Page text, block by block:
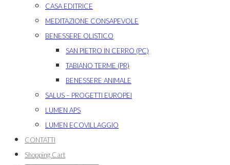
CASA EDITRICE
MEDITAZIONE CONSAPEVOLE
BENESSERE OLISTICO
SAN PIETRO IN CERRO (PC)
TABIANO TERME (PR)
BENESSERE ANIMALE
SALUS – PROGETTI EUROPEI
LUMEN APS
LUMEN ECOVILLAGGIO
CONTATTI
Shopping Cart